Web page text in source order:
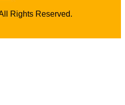
Rights Reserved.